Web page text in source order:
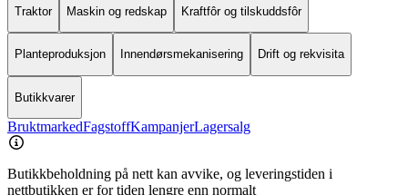
Traktor Maskin og redskap Kraftfôr og tilskuddsfôr
Planteproduksjon Innendørsmekanisering Drift og rekvisita
Butikkvarer
BruktmarkedFagstoffKampanjerLagersalg
Butikkbeholdning på nett kan avvike, og leveringstiden i
nettbutikken er for tiden lengre enn normalt